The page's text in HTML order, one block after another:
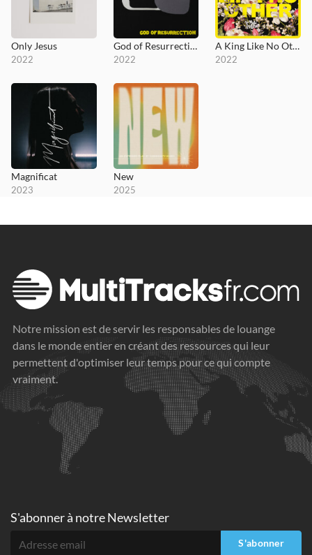
Only Jesus
2022
God of Resurrection
2022
A King Like No Other
2022
Magnificat
2023
New
2025
Notre mission est de servir les responsables de louange
dans le monde entier en créant des ressources qui leur
permettent d'optimiser leur temps pour ce qui compte
vraiment.
S'abonner à notre Newsletter
S'abonner